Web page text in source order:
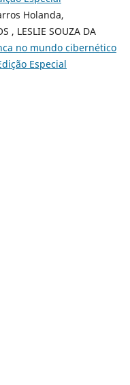
Holanda,
, LESLIE SOUZA DA
no mundo cibernético
Especial